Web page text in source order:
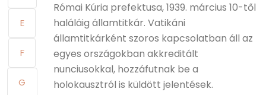
E
F
G
Római Kúria prefektusa, 1939. március 10-től
haláláig államtitkár. Vatikáni
államtitkárként szoros kapcsolatban áll az
egyes országokban akkreditált
nunciusokkal, hozzáfutnak be a
holokausztról is küldött jelentések.